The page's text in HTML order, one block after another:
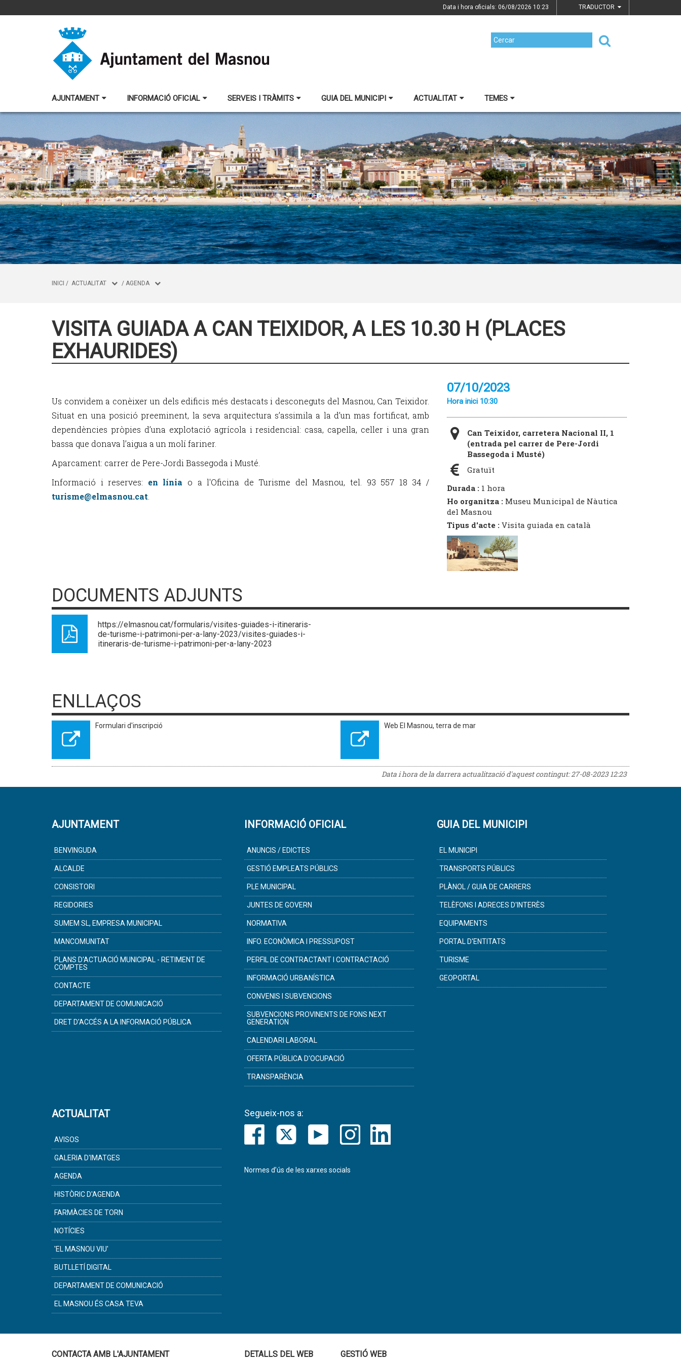
Data i hora oficials: 06/08/2026 10:23 TRADUCTOR
AJUNTAMENT INFORMACIÓ OFICIAL SERVEIS I TRÀMITS GUIA DEL MUNICIPI ACTUALITAT TEMES
INICI / ACTUALITAT / AGENDA
VISITA GUIADA A CAN TEIXIDOR, A LES 10.30 H (PLACES
EXHAURIDES)
Us convidem a conèixer un dels edificis més destacats i desconeguts del Masnou, Can Teixidor.
Situat en una posició preeminent, la seva arquitectura s’assimila a la d’un mas fortificat, amb
dependències pròpies d’una explotació agrícola i residencial: casa, capella, celler i una gran
bassa que donava l’aigua a un molí fariner.
Aparcament: carrer de Pere-Jordi Bassegoda i Musté.
Informació i reserves: en línia o a l'Oficina de Turisme del Masnou, tel. 93 557 18 34 /
turisme@elmasnou.cat
07/10/2023
Hora inici 10:30
Can Teixidor, carretera Nacional II, 1
(entrada pel carrer de Pere-Jordi
Bassegoda i Musté)
Gratuït
Durada : 1 hora
Ho organitza : Museu Municipal de Nàutica
del Masnou
Tipus d'acte : Visita guiada en català
DOCUMENTS ADJUNTS
https://elmasnou.cat/formularis/visites-guiades-i-itineraris-
de-turisme-i-patrimoni-per-a-lany-2023/visites-guiades-i-
itineraris-de-turisme-i-patrimoni-per-a-lany-2023
ENLLAÇOS
Formulari d'inscripció Web El Masnou, terra de mar
Data i hora de la darrera actualització d'aquest contingut:27-08-2023 12:23
AJUNTAMENT
BENVINGUDA
ALCALDE
CONSISTORI
REGIDORIES
SUMEM SL, EMPRESA MUNICIPAL
MANCOMUNITAT
PLANS D'ACTUACIÓ MUNICIPAL - RETIMENT DE
COMPTES
CONTACTE
DEPARTAMENT DE COMUNICACIÓ
DRET D'ACCÉS A LA INFORMACIÓ PÚBLICA
INFORMACIÓ OFICIAL
ANUNCIS / EDICTES
GESTIÓ EMPLEATS PÚBLICS
PLE MUNICIPAL
JUNTES DE GOVERN
NORMATIVA
INFO. ECONÒMICA I PRESSUPOST
PERFIL DE CONTRACTANT I CONTRACTACIÓ
INFORMACIÓ URBANÍSTICA
CONVENIS I SUBVENCIONS
SUBVENCIONS PROVINENTS DE FONS NEXT
GENERATION
CALENDARI LABORAL
OFERTA PÚBLICA D'OCUPACIÓ
TRANSPARÈNCIA
GUIA DEL MUNICIPI
EL MUNICIPI
TRANSPORTS PÚBLICS
PLÀNOL / GUIA DE CARRERS
TELÈFONS I ADRECES D'INTERÈS
EQUIPAMENTS
PORTAL D'ENTITATS
TURISME
GEOPORTAL
ACTUALITAT
AVISOS
GALERIA D'IMATGES
AGENDA
HISTÒRIC D'AGENDA
FARMÀCIES DE TORN
NOTÍCIES
'EL MASNOU VIU'
BUTLLETÍ DIGITAL
DEPARTAMENT DE COMUNICACIÓ
EL MASNOU ÉS CASA TEVA
Segueix-nos a:
Normes d’ús de les xarxes socials
CONTACTA AMB L'AJUNTAMENT DETALLS DEL WEB GESTIÓ WEB